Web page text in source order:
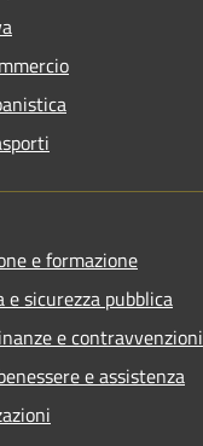
e formazione
e sicurezza pubblica
e contravvenzioni
e assistenza